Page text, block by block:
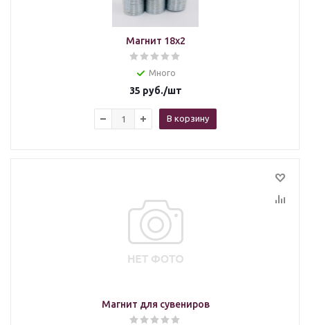
Магнит 18x2
Много
35 руб./шт
В корзину
Магнит для сувениров